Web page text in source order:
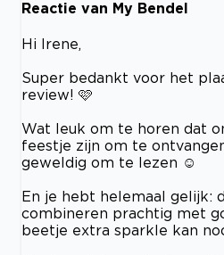
Reactie van My Bendel
Hi Irene,
Super bedankt voor het
review! 🩷
Wat leuk om te horen dat
feestje zijn om te
geweldig om te lezen ☺️
En je hebt helemaal gelijk:
combineren prachtig met
beetje extra sparkle kan